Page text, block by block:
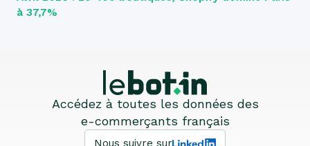
à 37,7%
Accédez à toutes les données des
e-commerçants français
Nous suivre sur